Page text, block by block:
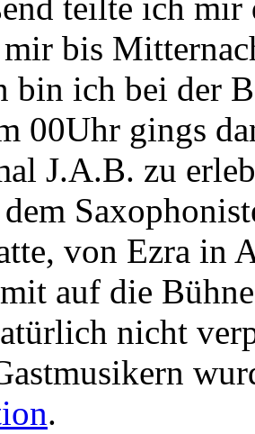
teilte ich mir
bis
bin ich bei der
00Uhr gings
J.A.B. zu
von Ezra in
auf die
nicht
.